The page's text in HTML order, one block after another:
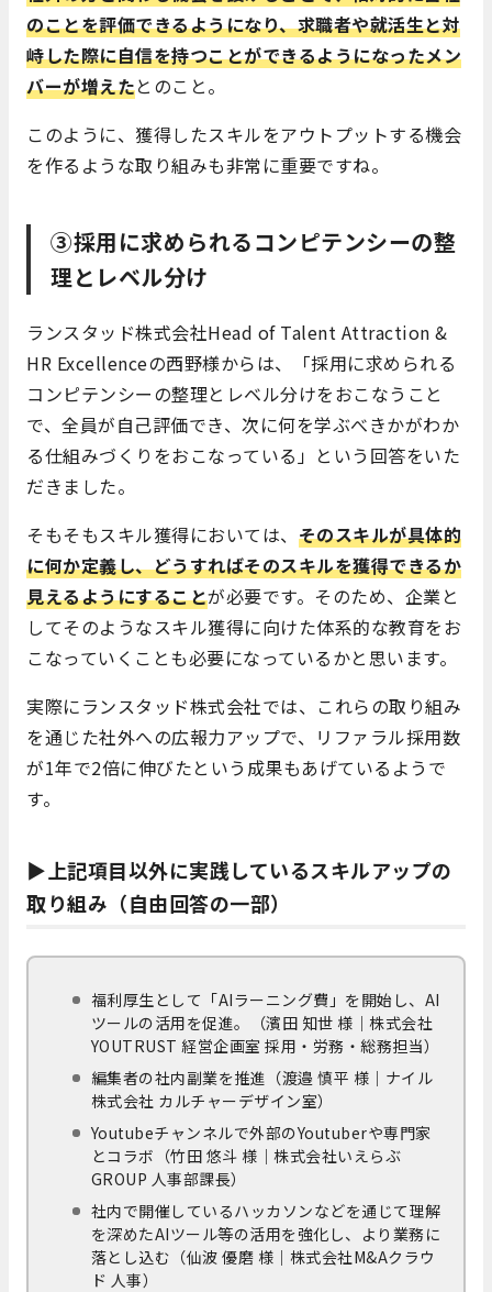
のことを評価できるようになり、求職者や就活生と対
峙した際に自信を持つことができるようになったメン
バーが増えたとのこと。
このように、獲得したスキルをアウトプットする機会
を作るような取り組みも非常に重要ですね。
③採用に求められるコンピテンシーの整
理とレベル分け
ランスタッド株式会社Head of Talent Attraction &
HR Excellenceの西野様からは、「採用に求められる
コンピテンシーの整理とレベル分けをおこなうこと
で、全員が自己評価でき、次に何を学ぶべきかがわか
る仕組みづくりをおこなっている」という回答をいた
だきました。
そもそもスキル獲得においては、 そのスキルが具体的
に何か定義し、どうすればそのスキルを獲得できるか
見えるようにすることが必要です。そのため、企業と
してそのようなスキル獲得に向けた体系的な教育をお
こなっていくことも必要になっているかと思います。
実際にランスタッド株式会社では、これらの取り組み
を通じた社外への広報力アップで、リファラル採用数
が1年で2倍に伸びたという成果もあげているようで
す。
▶上記項目以外に実践しているスキルアップの
取り組み（自由回答の一部）
福利厚生として「AIラーニング費」を開始し、AI
ツールの活用を促進。（濱田 知世 様｜株式会社
YOUTRUST 経営企画室 採用・労務・総務担当）
編集者の社内副業を推進（渡邉 慎平 様｜ナイル
株式会社 カルチャーデザイン室）
Youtubeチャンネルで外部のYoutuberや専門家
とコラボ（竹田 悠斗 様｜株式会社いえらぶ
GROUP 人事部課長）
社内で開催しているハッカソンなどを通じて理解
を深めたAIツール等の活用を強化し、より業務に
落とし込む（仙波 優磨 様｜株式会社M&Aクラウ
ド 人事）